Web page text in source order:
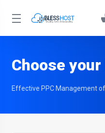
Choose
Effective PPC Management